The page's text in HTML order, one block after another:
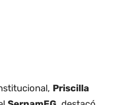
Priscilla